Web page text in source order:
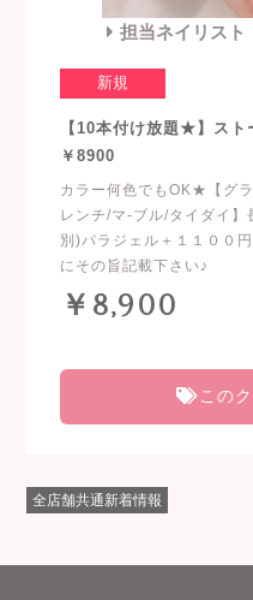
担当ネイリス
新規
【10本付け放題★】ス
￥8900
カラー何色でもOK★【グ
レンチ/マ-ブル/タイダイ
別)パラジェル＋１１００
にその旨記載下さい♪
￥8,900
このク
全店舗共通新着情報